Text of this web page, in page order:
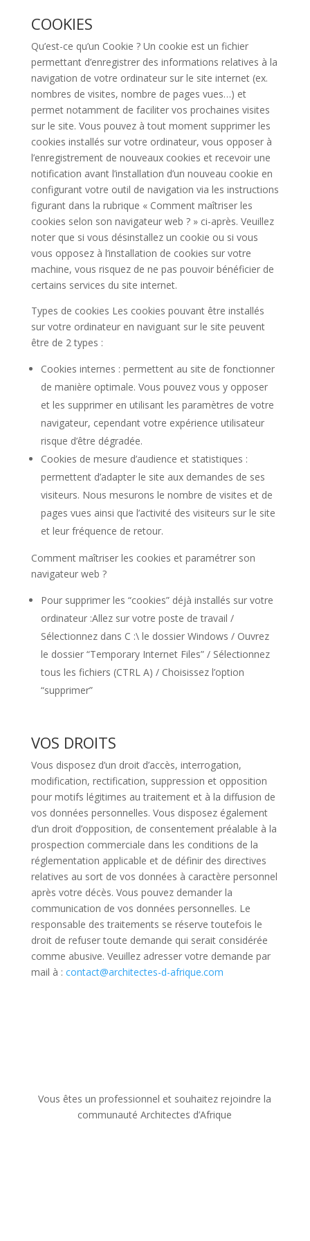
COOKIES
Qu’est-ce qu’un Cookie ? Un cookie est un fichier
permettant d’enregistrer des informations relatives à la
navigation de votre ordinateur sur le site internet (ex.
nombres de visites, nombre de pages vues…) et
permet notamment de faciliter vos prochaines visites
sur le site. Vous pouvez à tout moment supprimer les
cookies installés sur votre ordinateur, vous opposer à
l’enregistrement de nouveaux cookies et recevoir une
notification avant l’installation d’un nouveau cookie en
configurant votre outil de navigation via les instructions
figurant dans la rubrique « Comment maîtriser les
cookies selon son navigateur web ? » ci-après. Veuillez
noter que si vous désinstallez un cookie ou si vous
vous opposez à l’installation de cookies sur votre
machine, vous risquez de ne pas pouvoir bénéficier de
certains services du site internet.
Types de cookies Les cookies pouvant être installés
sur votre ordinateur en naviguant sur le site peuvent
être de 2 types :
Cookies internes : permettent au site de fonctionner
de manière optimale. Vous pouvez vous y opposer
et les supprimer en utilisant les paramètres de votre
navigateur, cependant votre expérience utilisateur
risque d’être dégradée.
Cookies de mesure d’audience et statistiques :
permettent d’adapter le site aux demandes de ses
visiteurs. Nous mesurons le nombre de visites et de
pages vues ainsi que l’activité des visiteurs sur le site
et leur fréquence de retour.
Comment maîtriser les cookies et paramétrer son
navigateur web ?
Pour supprimer les “cookies” déjà installés sur votre
ordinateur :Allez sur votre poste de travail /
Sélectionnez dans C :\ le dossier Windows / Ouvrez
le dossier “Temporary Internet Files” / Sélectionnez
tous les fichiers (CTRL A) / Choisissez l’option
“supprimer”
VOS DROITS
Vous disposez d’un droit d’accès, interrogation,
modification, rectification, suppression et opposition
pour motifs légitimes au traitement et à la diffusion de
vos données personnelles. Vous disposez également
d’un droit d’opposition, de consentement préalable à la
prospection commerciale dans les conditions de la
réglementation applicable et de définir des directives
relatives au sort de vos données à caractère personnel
après votre décès. Vous pouvez demander la
communication de vos données personnelles. Le
responsable des traitements se réserve toutefois le
droit de refuser toute demande qui serait considérée
comme abusive. Veuillez adresser votre demande par
mail à : contact@architectes-d-afrique.com
Vous êtes un professionnel et souhaitez rejoindre la
communauté Architectes d’Afrique